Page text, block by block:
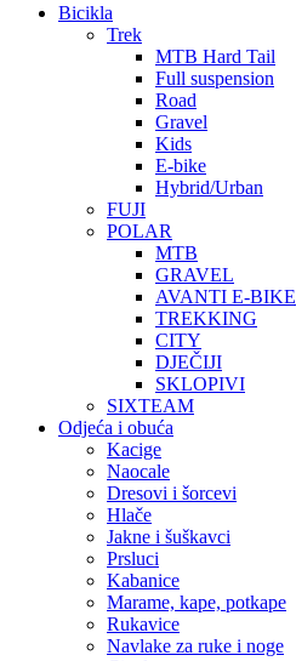
Bicikla
Trek
MTB Hard Tail
Full suspension
Road
Gravel
Kids
E-bike
Hybrid/Urban
FUJI
POLAR
MTB
GRAVEL
AVANTI E-BIKE
TREKKING
CITY
DJEČIJI
SKLOPIVI
SIXTEAM
Odjeća i obuća
Kacige
Naocale
Dresovi i šorcevi
Hlače
Jakne i šuškavci
Prsluci
Kabanice
Marame, kape, potkape
Rukavice
Navlake za ruke i noge